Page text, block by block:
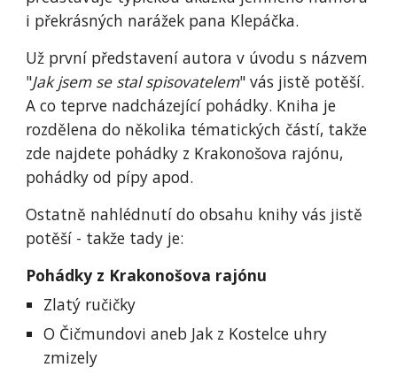
i překrásných narážek pana Klepáčka.
Už první představení autora v úvodu s názvem
"Jak jsem se stal spisovatelem" vás jistě potěší.
A co teprve nadcházející pohádky. Kniha je
rozdělena do několika tématických částí, takže
zde najdete pohádky z Krakonošova rajónu,
pohádky od pípy apod.
Ostatně nahlédnutí do obsahu knihy vás jistě
potěší - takže tady je:
Pohádky z Krakonošova rajónu
Zlatý ručičky
O Čičmundovi aneb Jak z Kostelce uhry
zmizely